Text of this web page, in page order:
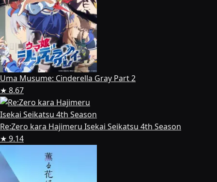
Uma Musume: Cinderella Gray Part 2
★ 8.67
Re:Zero kara Hajimeru Isekai Seikatsu 4th Season
★ 9.14